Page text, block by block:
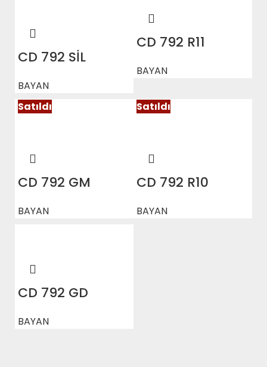
CD 792 SİL
BAYAN
CD 792 R11
BAYAN
Satıldı
CD 792 GM
BAYAN
Satıldı
CD 792 R10
BAYAN
CD 792 GD
BAYAN